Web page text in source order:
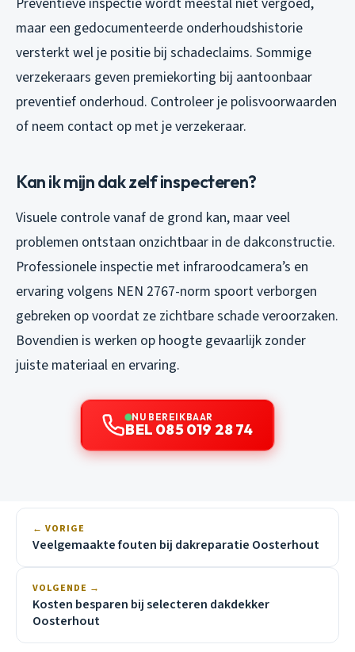
maar een gedocumenteerde onderhoudshistorie
versterkt wel je positie bij schadeclaims. Sommige
verzekeraars geven premiekorting bij aantoonbaar
preventief onderhoud. Controleer je polisvoorwaarden
of neem contact op met je verzekeraar.
Kan ik mijn dak zelf inspecteren?
Visuele controle vanaf de grond kan, maar veel
problemen ontstaan onzichtbaar in de dakconstructie.
Professionele inspectie met infraroodcamera’s en
ervaring volgens NEN 2767-norm spoort verborgen
gebreken op voordat ze zichtbare schade veroorzaken.
Bovendien is werken op hoogte gevaarlijk zonder
juiste materiaal en ervaring.
NU BEREIKBAAR
BEL 085 019 28 74
← VORIGE
Veelgemaakte fouten bij dakreparatie Oosterhout
VOLGENDE →
Kosten besparen bij selecteren dakdekker
Oosterhout